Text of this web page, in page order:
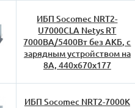
ИБП Socomec NRT2-
U7000CLA Netys RT
7000ВА/5400Вт без АКБ, с
зарядным устройством на
8А, 440х670х177
ИБП Socomec NRT2-7000K